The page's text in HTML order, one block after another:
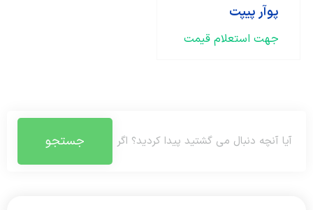
پوآر پیپت
جهت استعلام قیمت
جستجو